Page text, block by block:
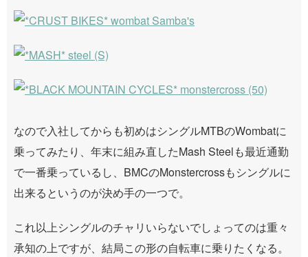
なので入社してからも初めはシングルMTBのWombatに
乗ってみたり、年末に組み直したMash Steelも最近通勤
で一番乗っているし、BMCのMonstercrossもシングルに
出来るというのが決め手の一つで。
これ以上シングルのチャリいらないでしょってのは重々
承知の上ですが、結局この形の自転車に乗りたくなる。